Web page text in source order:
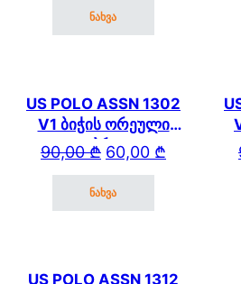
ნახვა
US POLO ASSN 1302
V1 ბიჭის ორეული
კაპრით
90,00₾ Original price was:
60,00 ₾
Current price is: 60,00
ნახვა
US POLO ASSN 1312